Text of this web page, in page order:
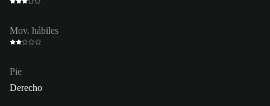
Mov. hábiles
Pie
Derecho